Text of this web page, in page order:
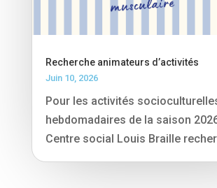
Recherche animateurs d’activités
Juin 10, 2026
Pour les activités
hebdomadaires de la saison
Centre social Louis Braille